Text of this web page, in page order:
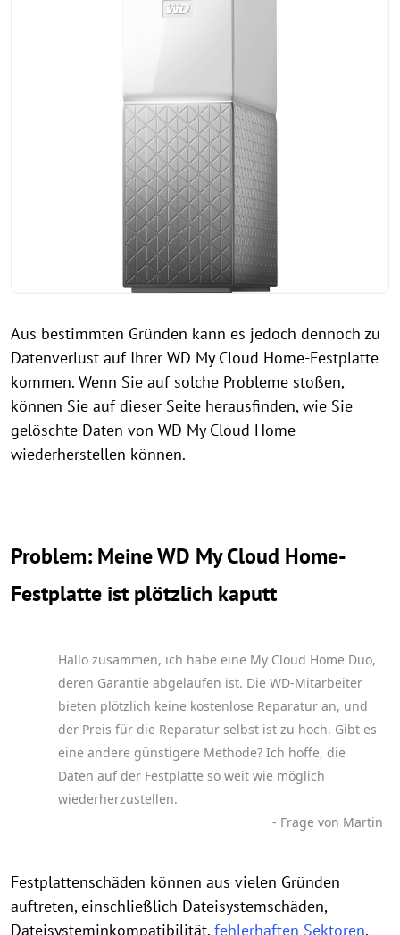
Aus bestimmten Gründen kann es jedoch dennoch zu
Datenverlust auf Ihrer WD My Cloud Home-Festplatte
kommen. Wenn Sie auf solche Probleme stoßen,
können Sie auf dieser Seite herausfinden, wie Sie
gelöschte Daten von WD My Cloud Home
wiederherstellen können.
Problem: Meine WD My Cloud Home-
Festplatte ist plötzlich kaputt
Hallo zusammen, ich habe eine My Cloud Home Duo,
deren Garantie abgelaufen ist. Die WD-Mitarbeiter
bieten plötzlich keine kostenlose Reparatur an, und
der Preis für die Reparatur selbst ist zu hoch. Gibt es
eine andere günstigere Methode? Ich hoffe, die
Daten auf der Festplatte so weit wie möglich
wiederherzustellen.
- Frage von Martin
Festplattenschäden können aus vielen Gründen
auftreten, einschließlich Dateisystemschäden,
Dateisysteminkompatibilität, fehlerhaften Sektoren,